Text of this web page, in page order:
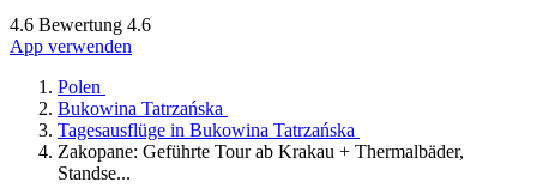
4.6 Bewertung 4.6
App verwenden
Polen
Bukowina Tatrzańska
Tagesausflüge in Bukowina Tatrzańska
Zakopane: Geführte Tour ab Krakau + Thermalbäder,
Standse...